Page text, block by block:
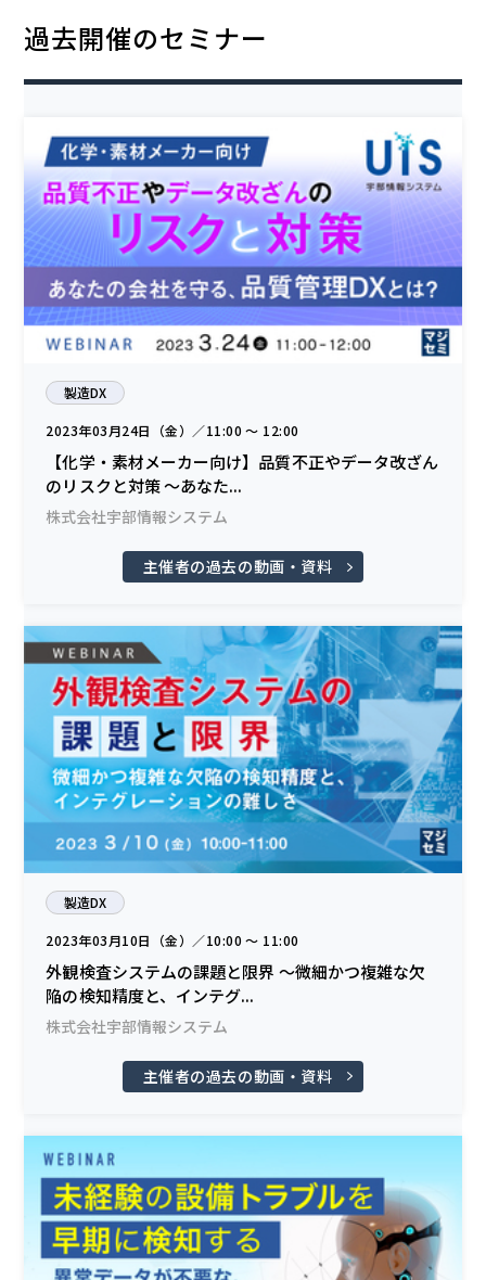
過去開催のセミナー
製造DX
2023年03月24日（金）／11:00 〜 12:00
【化学・素材メーカー向け】品質不正やデータ改ざん
のリスクと対策 ～あなた...
株式会社宇部情報システム
主催者の過去の動画・資料
製造DX
2023年03月10日（金）／10:00 〜 11:00
外観検査システムの課題と限界 ～微細かつ複雑な欠
陥の検知精度と、インテグ...
株式会社宇部情報システム
主催者の過去の動画・資料